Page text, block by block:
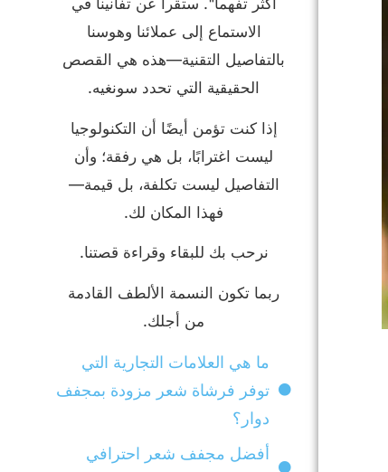
أكثر تفهماً". ستقرأ عن تفانينا في
الاستماع إلى عملائنا وهوسنا
بالتفاصيل التقنية—هذه هي القصص
الحقيقية التي تحدد سونغيه.
إذا كنت تؤمن أيضًا أن التكنولوجيا
ليست اغترابًا، بل هي رفقة؛ وأن
التفاصيل ليست تكلفة، بل قيمة—
فهذا المكان لك.
نرحب بك للبقاء وقراءة قصتنا.
ربما تكون النسمة الألطف القادمة
من أجلك.
ما هي العلامات التجارية التي
توفر فرشاة شعر مزودة بمجفف
دوار؟
أفضل مجفف شعر احترافي